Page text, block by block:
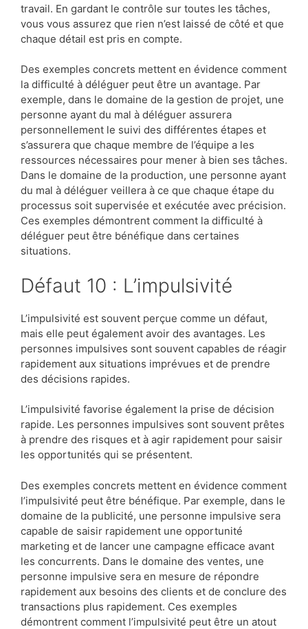
travail. En gardant le contrôle sur toutes les tâches,
vous vous assurez que rien n’est laissé de côté et que
chaque détail est pris en compte.
Des exemples concrets mettent en évidence comment
la difficulté à déléguer peut être un avantage. Par
exemple, dans le domaine de la gestion de projet, une
personne ayant du mal à déléguer assurera
personnellement le suivi des différentes étapes et
s’assurera que chaque membre de l’équipe a les
ressources nécessaires pour mener à bien ses tâches.
Dans le domaine de la production, une personne ayant
du mal à déléguer veillera à ce que chaque étape du
processus soit supervisée et exécutée avec précision.
Ces exemples démontrent comment la difficulté à
déléguer peut être bénéfique dans certaines
situations.
Défaut 10 : L’impulsivité
L’impulsivité est souvent perçue comme un défaut,
mais elle peut également avoir des avantages. Les
personnes impulsives sont souvent capables de réagir
rapidement aux situations imprévues et de prendre
des décisions rapides.
L’impulsivité favorise également la prise de décision
rapide. Les personnes impulsives sont souvent prêtes
à prendre des risques et à agir rapidement pour saisir
les opportunités qui se présentent.
Des exemples concrets mettent en évidence comment
l’impulsivité peut être bénéfique. Par exemple, dans le
domaine de la publicité, une personne impulsive sera
capable de saisir rapidement une opportunité
marketing et de lancer une campagne efficace avant
les concurrents. Dans le domaine des ventes, une
personne impulsive sera en mesure de répondre
rapidement aux besoins des clients et de conclure des
transactions plus rapidement. Ces exemples
démontrent comment l’impulsivité peut être un atout